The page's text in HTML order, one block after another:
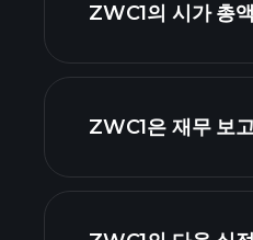
ZWC1의 시가 총
순위
ZWC1은 재무 보